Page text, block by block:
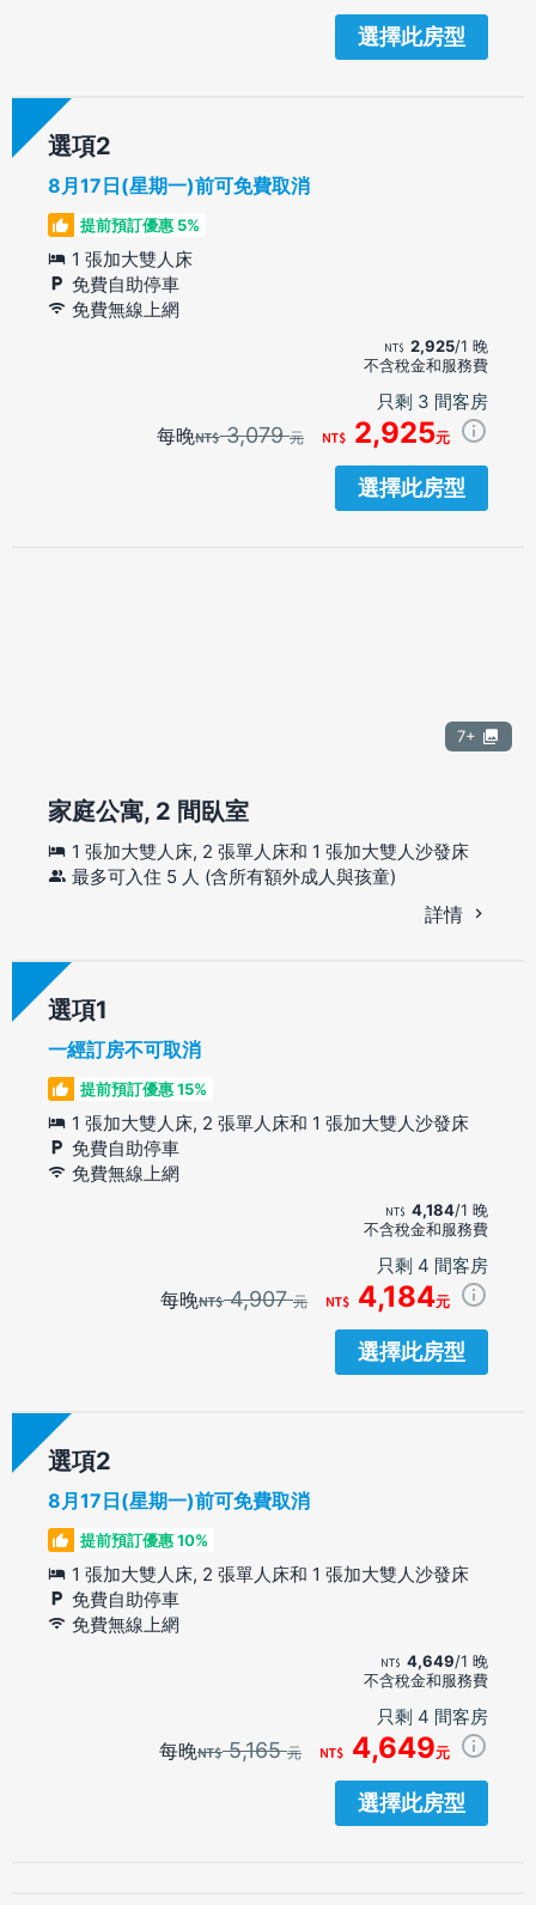
選擇此房型
選項
8月17日(星期一)前可免費取消
提前預訂優惠 5%
1 張加大雙人床
免費自助停車
免費無線上網
2,925/1 晚
不含稅金和服務費
只剩 3 間客房
每晚 3,079元 2,925元
選擇此房型
7+
家庭公寓, 2 間臥室
1 張加大雙人床, 2 張單人床和 1 張加大雙人沙發床
最多可入住 5 人 (含所有額外成人與孩童)
詳情
選項
一經訂房不可取消
提前預訂優惠 15%
1 張加大雙人床, 2 張單人床和 1 張加大雙人沙發床
免費自助停車
免費無線上網
4,184/1 晚
不含稅金和服務費
只剩 4 間客房
每晚 4,907元 4,184元
選擇此房型
選項
8月17日(星期一)前可免費取消
提前預訂優惠 10%
1 張加大雙人床, 2 張單人床和 1 張加大雙人沙發床
免費自助停車
免費無線上網
4,649/1 晚
不含稅金和服務費
只剩 4 間客房
每晚 5,165元 4,649元
選擇此房型